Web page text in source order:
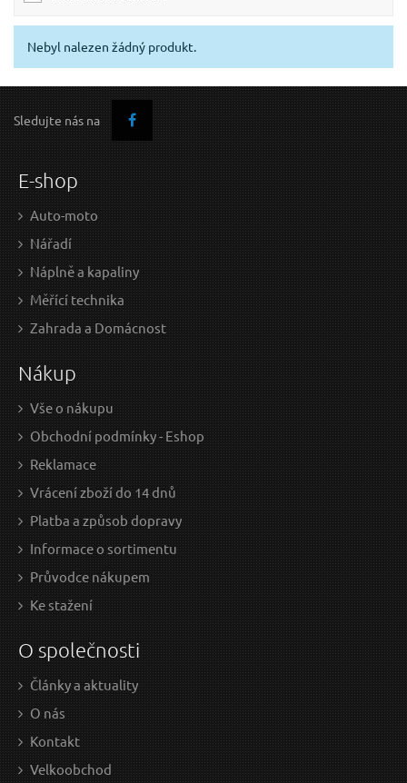
Nebyl nalezen žádný produkt.
Sledujte nás na
E-shop
Auto-moto
Nářadí
Náplně a kapaliny
Měřící technika
Zahrada a Domácnost
Nákup
Vše o nákupu
Obchodní podmínky - Eshop
Reklamace
Vrácení zboží do 14 dnů
Platba a způsob dopravy
Informace o sortimentu
Průvodce nákupem
Ke stažení
O společnosti
Články a aktuality
O nás
Kontakt
Velkoobchod